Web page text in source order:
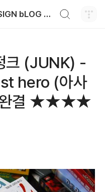
♨ mONSTER dESIGN bLOG - 몬스터디자인 블로그
크 (JUNK) -
hero (아사
완결 ★★★★